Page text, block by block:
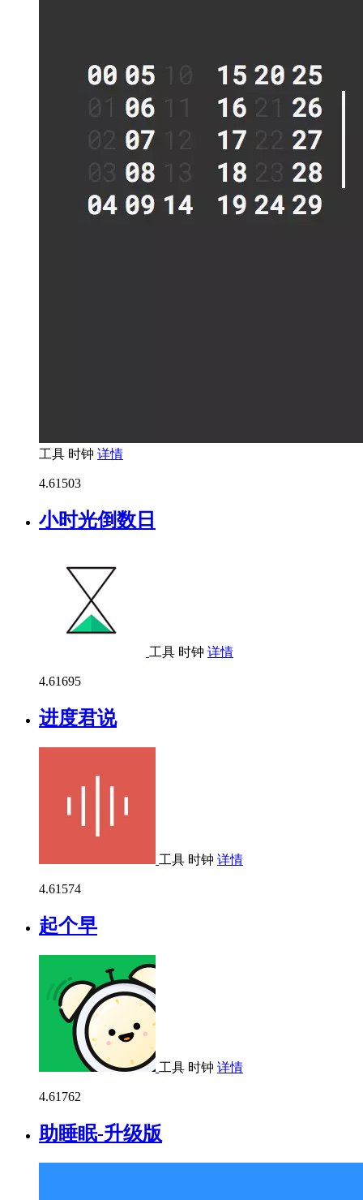
工具 时钟 详情
4.61503
小时光倒数日
工具 时钟 详情
4.61695
进度君说
工具 时钟 详情
4.61574
起个早
工具 时钟 详情
4.61762
助睡眠-升级版